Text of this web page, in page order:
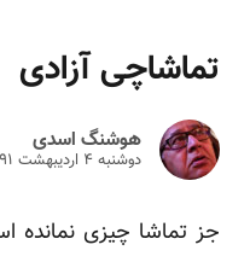
تماشاچی آزادی
هوشنگ اسدی
دوشنبه ۴ ارديبهشت ۱۳۹۱
جز تماشا چیزی